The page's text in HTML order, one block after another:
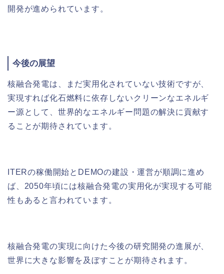
開発が進められています。
今後の展望
核融合発電は、まだ実用化されていない技術ですが、
実現すれば化石燃料に依存しないクリーンなエネルギ
ー源として、世界的なエネルギー問題の解決に貢献す
ることが期待されています。
ITERの稼働開始とDEMOの建設・運営が順調に進め
ば、2050年頃には核融合発電の実用化が実現する可能
性もあると言われています。
核融合発電の実現に向けた今後の研究開発の進展が、
世界に大きな影響を及ぼすことが期待されます。